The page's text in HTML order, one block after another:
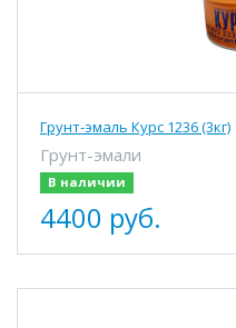
Грунт-эмаль Курс 1236 (3кг)
Грунт-эмали
В наличии
4400 руб.